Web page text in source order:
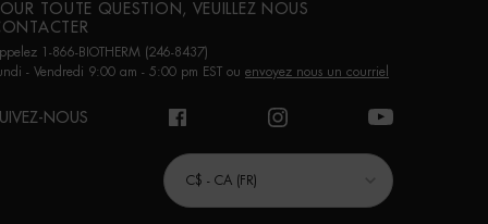
TOUTE QUESTION, VEUILLEZ NOUS
1-866-BIOTHERM (246-8437)
- Vendredi 9:00 am - 5:00 pm EST ou envoyez nous un courriel
NOUS
C$ - CA (FR)